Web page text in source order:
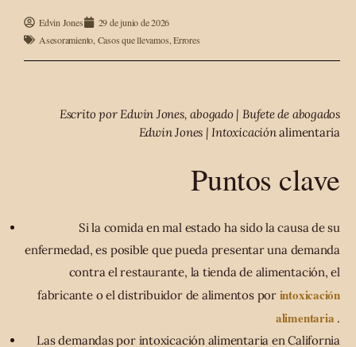
Edvin Jones
29 de junio de 2026
Asesoramiento Casos que llevamos ,Errores
Escrito por Edwin Jones, abogado | Bufete de abogados
Edwin Jones | Intoxicaciónalimentaria
Puntos clave
Si la comida en mal estado ha sido la causa de su
enfermedad, es posible que pueda presentar una demanda
contra el restaurante, la tienda de alimentación, el
fabricante o el distribuidor de alimentos porintoxicación
alimentaria .
Las demandas por intoxicación alimentaria en California